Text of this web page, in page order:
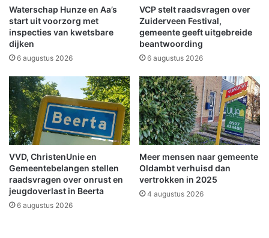
a
a
t
s
v
n
w
a
n
t
r
o
u
w
e
n
o
o
t
A
7
u
d
b
r
o
e
k
Waterschap Hunze en Aa’s
start uit voorzorg met
inspecties van kwetsbare
dijken
6 augustus 2026
VCP stelt raadsvragen over
Zuiderveen Festival,
gemeente geeft uitgebreide
beantwoording
6 augustus 2026
VVD, ChristenUnie en
Gemeentebelangen stellen
raadsvragen over onrust en
jeugdoverlast in Beerta
6 augustus 2026
Meer mensen naar gemeente
Oldambt verhuisd dan
vertrokken in 2025
4 augustus 2026